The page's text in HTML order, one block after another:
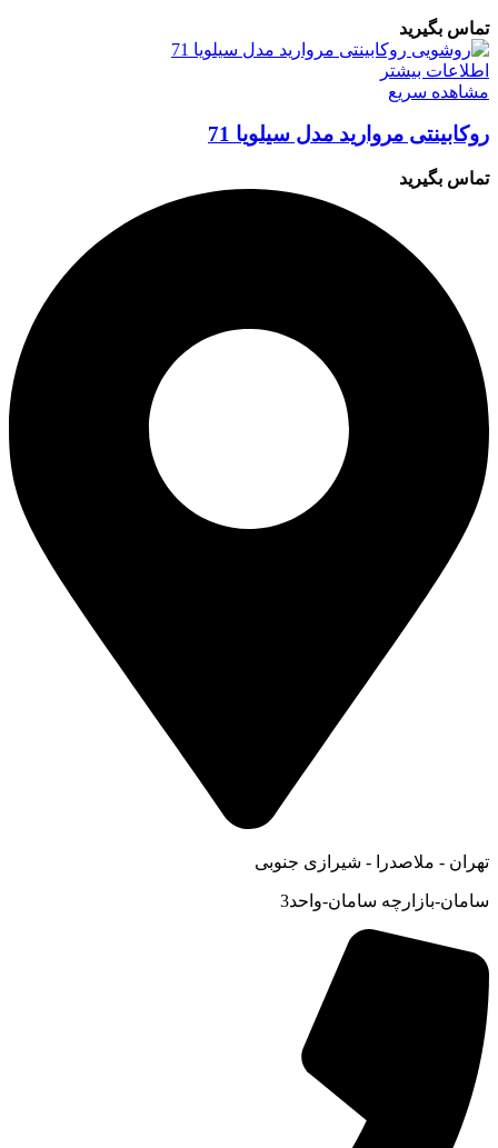
تماس بگیرید
اطلاعات بیشتر
مشاهده سریع
روکابینتی مروارید مدل سیلویا 71
تماس بگیرید
تهران - ملاصدرا - شیرازی جنوبی
سامان-بازارچه سامان-واحد3